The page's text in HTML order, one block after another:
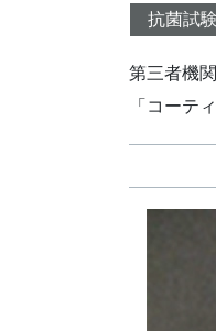
抗菌試験
第三者機
「コーテ